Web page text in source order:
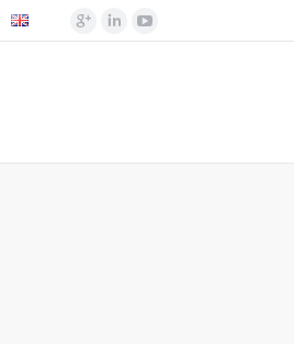
Google+
LinkedinYouTube